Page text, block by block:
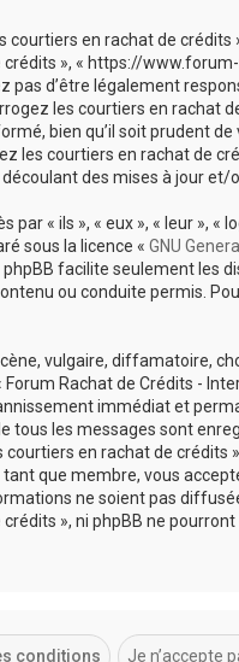
en rachat de crédits
», « https://
pas d’être légalement
les courtiers en rachat
bien qu’il soit prudent
les courtiers en rachat de
des mises à jour et/
« ils », « eux », « leur », «
sous la licence « GNU
phpBB facilite seulement les
ou conduite permis.
vulgaire, diffamatoire,
Rachat de Crédits -
immédiat et
tous les messages sont
en rachat de crédits
que membre, vous
ne soient pas
», ni phpBB ne